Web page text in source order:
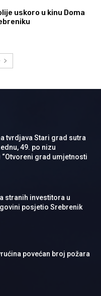
uskoro u kinu Doma
tvrdjava Stari grad sutra
49. po nizu
grad umjetnosti
stranih investitora u
posjetio Srebrenik
povećan broj požara